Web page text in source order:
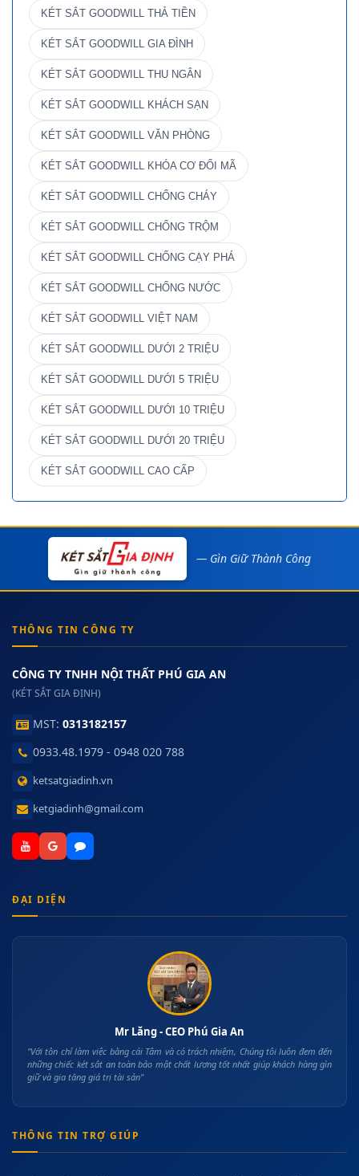
KÉT SẮT GOODWILL THẢ TIỀN
KÉT SẮT GOODWILL GIA ĐÌNH
KÉT SẮT GOODWILL THU NGÂN
KÉT SẮT GOODWILL KHÁCH SẠN
KÉT SẮT GOODWILL VĂN PHÒNG
KÉT SẮT GOODWILL KHÓA CƠ ĐỔI MÃ
KÉT SẮT GOODWILL CHỐNG CHÁY
KÉT SẮT GOODWILL CHỐNG TRỘM
KÉT SẮT GOODWILL CHỐNG CẠY PHÁ
KÉT SẮT GOODWILL CHỐNG NƯỚC
KÉT SẮT GOODWILL VIỆT NAM
KÉT SẮT GOODWILL DƯỚI 2 TRIỆU
KÉT SẮT GOODWILL DƯỚI 5 TRIỆU
KÉT SẮT GOODWILL DƯỚI 10 TRIỆU
KÉT SẮT GOODWILL DƯỚI 20 TRIỆU
KÉT SẮT GOODWILL CAO CẤP
— Gìn Giữ Thành Công
THÔNG TIN CÔNG TY
CÔNG TY TNHH NỘI THẤT PHÚ GIA AN
(KÉT SẮT GIA ĐỊNH)
MST: 0313182157
0933.48.1979 - 0948 020 788
ketsatgiadinh.vn
ketgiadinh@gmail.com
ĐẠI DIỆN
Mr Lăng - CEO Phú Gia An
"Với tôn chỉ làm việc bằng cái Tâm và có trách nhiệm, Chúng tôi luôn đem đến
những chiếc két sắt an toàn bảo mật chất lượng tốt nhất giúp khách hàng gìn
giữ và gia tăng giá trị tài sản"
THÔNG TIN TRỢ GIÚP